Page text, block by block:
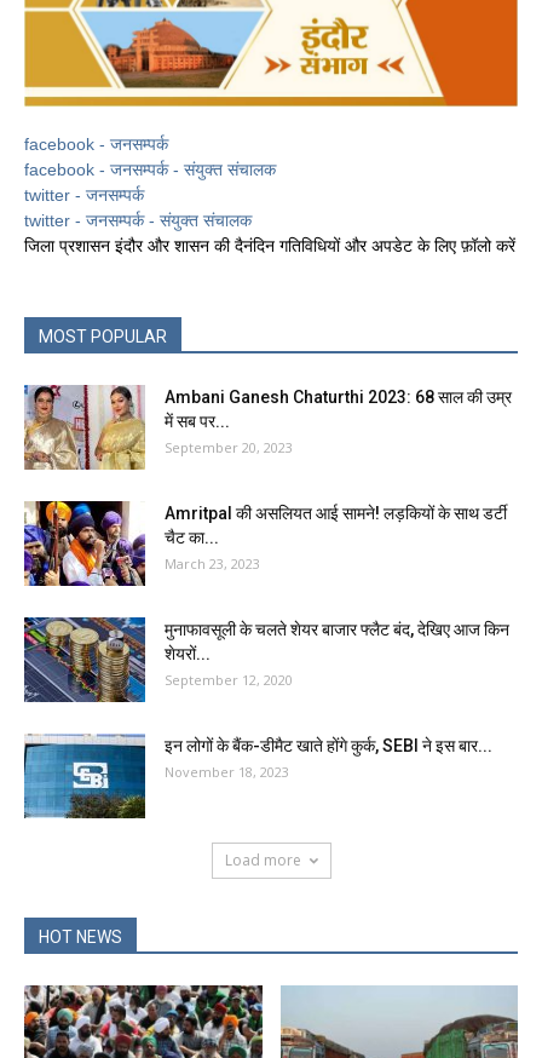
facebook - जनसम्पर्क
facebook - जनसम्पर्क - संयुक्त संचालक
twitter - जनसम्पर्क
twitter - जनसम्पर्क - संयुक्त संचालक
जिला प्रशासन इंदौर और शासन की दैनंदिन गतिविधियों और अपडेट के लिए फ़ॉलो करें
MOST POPULAR
Ambani Ganesh Chaturthi 2023: 68 साल की उम्र
में सब पर...
September 20, 2023
Amritpal की असलियत आई सामने! लड़कियों के साथ डर्टी
चैट का...
March 23, 2023
मुनाफावसूली के चलते शेयर बाजार फ्लैट बंद, देखिए आज किन
शेयरों...
September 12, 2020
इन लोगों के बैंक-डीमैट खाते होंगे कुर्क, SEBI ने इस बार...
November 18, 2023
Load more
HOT NEWS